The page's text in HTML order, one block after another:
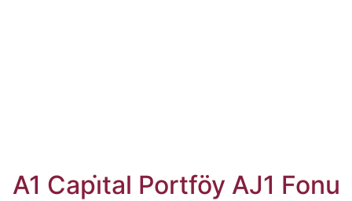
A1 Capi̇tal Portföy AJ1 Fonu